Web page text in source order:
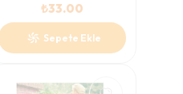
₺33.00
Sepete Ekle